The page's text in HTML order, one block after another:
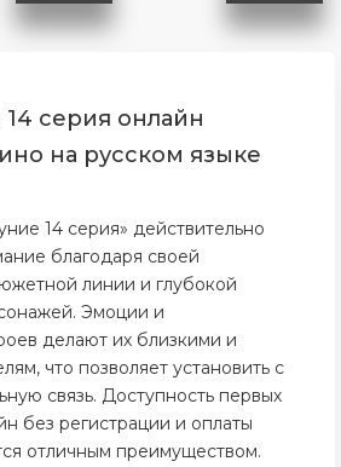
серия онлайн
на русском языке
14 серия» действительно
благодаря своей
линии и глубокой
Эмоции и
делают их близкими и
что позволяет установить с
связь. Доступность первых
без регистрации и оплаты
отличным преимуществом.